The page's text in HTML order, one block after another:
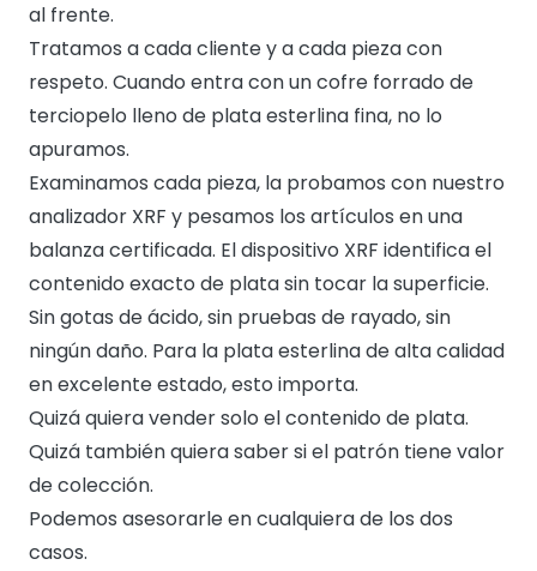
al frente.
Tratamos a cada cliente y a cada pieza con
respeto. Cuando entra con un cofre forrado de
terciopelo lleno de plata esterlina fina, no lo
apuramos.
Examinamos cada pieza, la probamos con nuestro
analizador XRF y pesamos los artículos en una
balanza certificada. El dispositivo XRF identifica el
contenido exacto de plata sin tocar la superficie.
Sin gotas de ácido, sin pruebas de rayado, sin
ningún daño. Para la plata esterlina de alta calidad
en excelente estado, esto importa.
Quizá quiera vender solo el contenido de plata.
Quizá también quiera saber si el patrón tiene valor
de colección.
Podemos asesorarle en cualquiera de los dos
casos.